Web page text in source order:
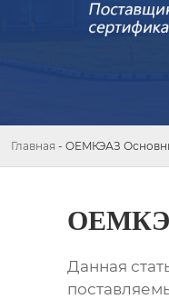
Главная - OEMКЭАЗ
Данная